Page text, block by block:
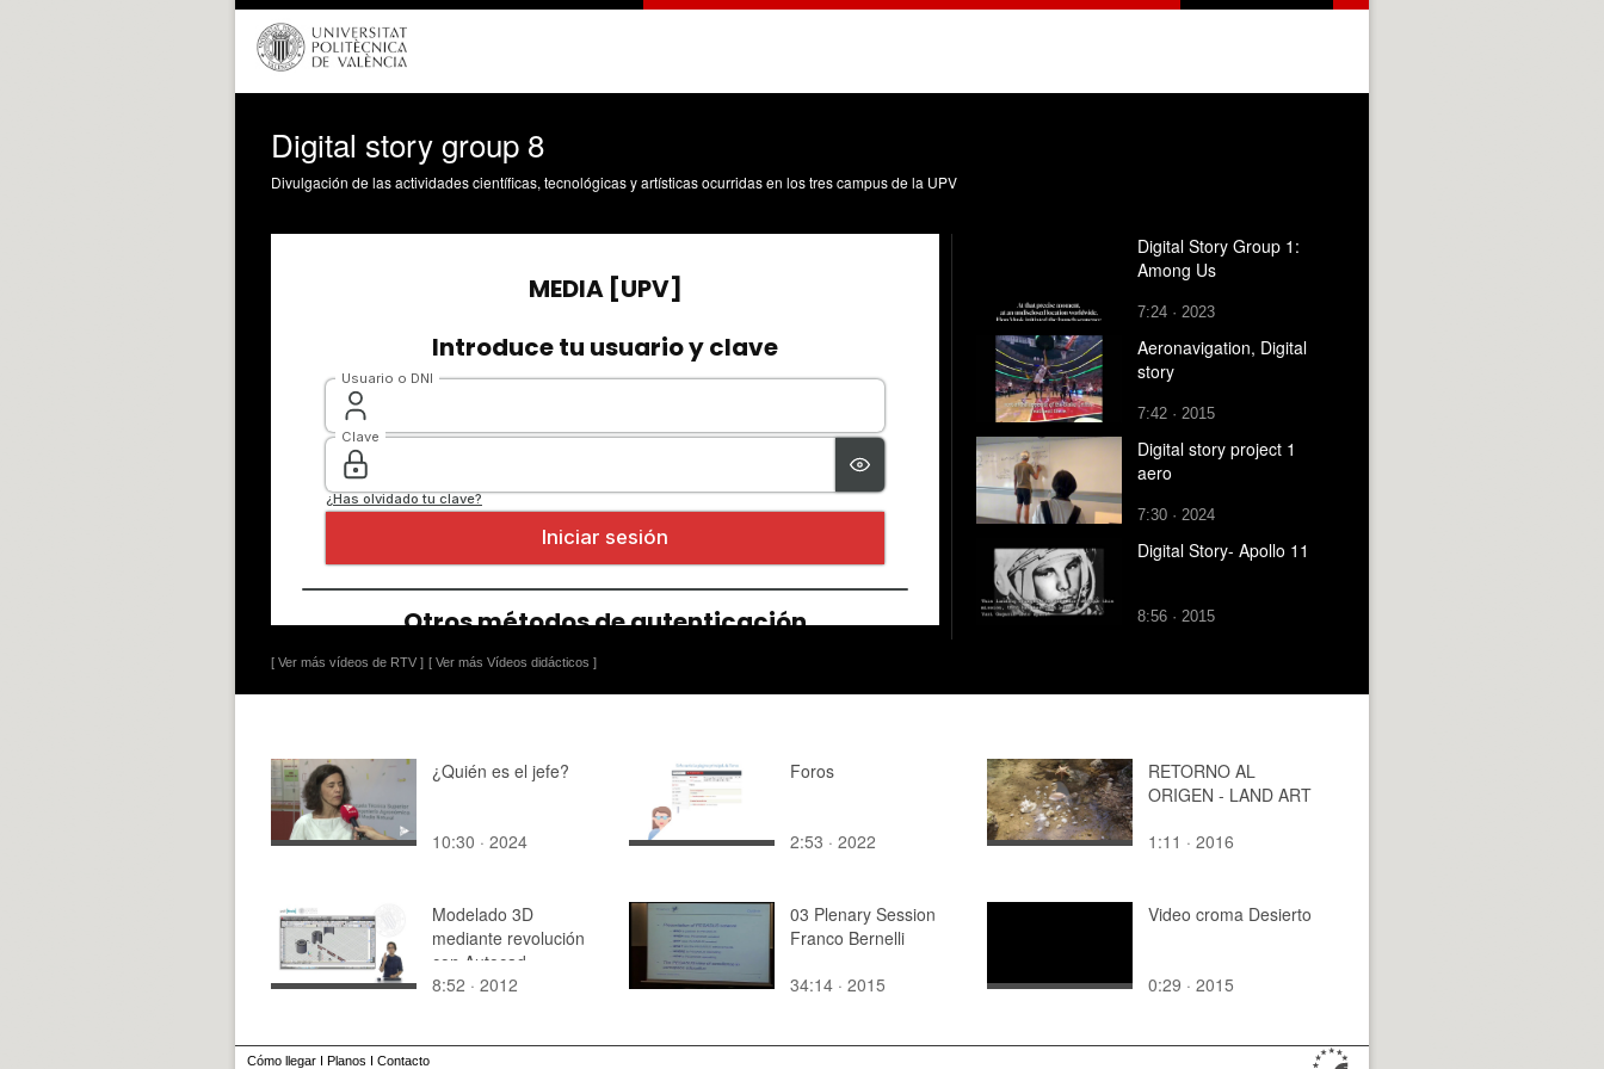
Digital story group 8
Divulgación de las actividades científicas, tecnológicas y artísticas ocurridas en los tres campus de la UPV
[ Ver más vídeos de RTV ] [ Ver más Vídeos didácticos ]
Digital Story Group 1:
Among Us
7:24 · 2023
Aeronavigation, Digital
story
7:42 · 2015
Digital story project 1
aero
7:30 · 2024
Digital Story- Apollo 11
8:56 · 2015
¿Quién es el jefe?
10:30 · 2024
Foros
2:53 · 2022
RETORNO AL
ORIGEN - LAND ART
1:11 · 2016
Modelado 3D
mediante revolución
con Autocad
8:52 · 2012
03 Plenary Session
Franco Bernelli
34:14 · 2015
Video croma Desierto
0:29 · 2015
Cómo llegar I Planos I Contacto